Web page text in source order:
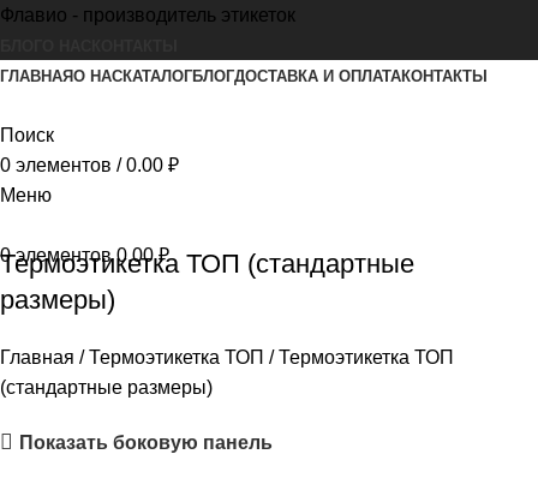
Флавио - производитель этикеток
ГЛАВНАЯО НАСКАТАЛОГБЛОГДОСТАВКА И ОПЛАТАКОНТАКТЫ
Поиск
0 элементов / 0.00 ₽
Меню
0элементов 0.00₽
Термоэтикетка ТОП (стандартные
размеры)
Главная Термоэтикетка ТОП
Термоэтикетка ТОП
(стандартные размеры)
Показать боковую панель